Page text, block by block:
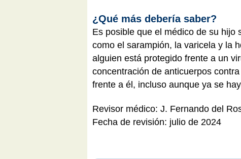
¿Qué más debería saber?
Es posible que el médico de su hijo
como el sarampión, la varicela y la
alguien está protegido frente a un
concentración de anticuerpos
frente a él, incluso aunque ya se
Revisor médico: J. Fernando del
Fecha de revisión: julio de 2024